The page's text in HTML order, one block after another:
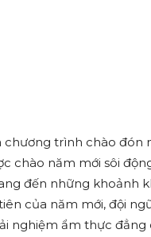
trình chào đón
chào năm mới sôi
đến những khoảnh
của năm mới, đội
ẩm thực đẳng